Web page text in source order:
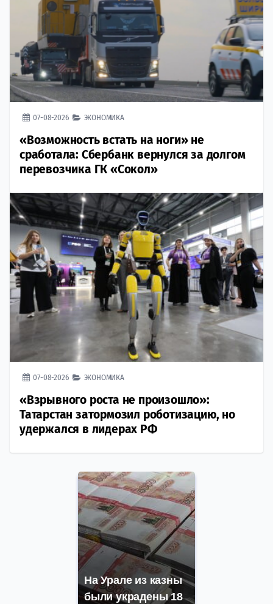
07-08-2026 ЭКОНОМИКА
«Возможность встать на ноги» не
сработала: Сбербанк вернулся за долгом
перевозчика ГК «Сокол»
07-08-2026 ЭКОНОМИКА
«Взрывного роста не произошло»:
Татарстан затормозил роботизацию, но
удержался в лидерах РФ
На Урале из казны
были украдены 18